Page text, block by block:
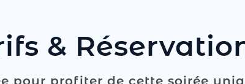
&
pour profiter de cette soirée